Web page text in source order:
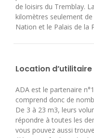
de loisirs du Tremblay.
kilomètres seulement
Nation et le Palais de la
Location
ADA est le partenaire
comprend donc de
De 3 à 23 m3, leurs
répondre à toutes les
vous pouvez aussi